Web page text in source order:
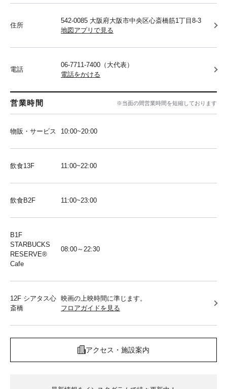
住所
542-0085 大阪府大阪市中央区心斎橋筋1丁目8-3
地図アプリで見る
電話
06-7711-7400（大代表）
電話をかける
営業時間 ※当面の間営業時間を短縮しております
物販・サービス 10:00~20:00
飲食13F 11:00~22:00
飲食B2F 11:00~23:00
B1F
STARBUCKS
RESERVE®︎
Cafe
08:00～22:30
12F シアタス心
斎橋
映画の上映時間に準じます。
フロアガイドを見る
アクセス・施設案内